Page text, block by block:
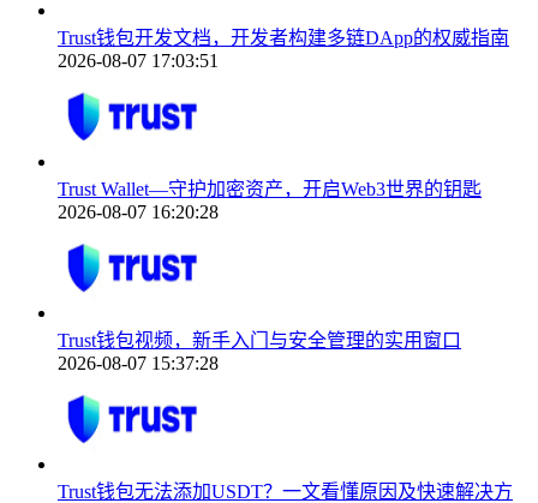
Trust钱包开发文档，开发者构建多链DApp的权威指南
2026-08-07 17:03:51
Trust Wallet—守护加密资产，开启Web3世界的钥匙
2026-08-07 16:20:28
Trust钱包视频，新手入门与安全管理的实用窗口
2026-08-07 15:37:28
Trust钱包无法添加USDT？一文看懂原因及快速解决方